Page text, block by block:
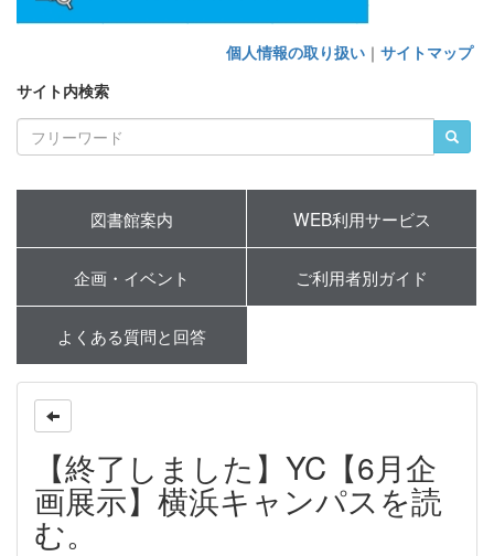
個人情報の取り扱い ｜ サイトマップ
サイト内検索
図書館案内 WEB利用サービス
企画・イベント ご利用者別ガイド
よくある質問と回答
【終了しました】YC【6月企
画展示】横浜キャンパスを読
む。